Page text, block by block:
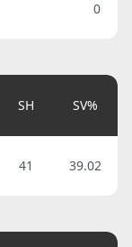
0
SH SV%
41 39.02